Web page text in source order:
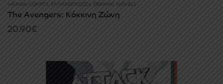
MANGA/COMICS, ΕΛΛΗΝΌΓΛΩΣΣΑ GRAPHIC NOVELS
The Avengers: Κόκκινη Ζώνη
20.90€